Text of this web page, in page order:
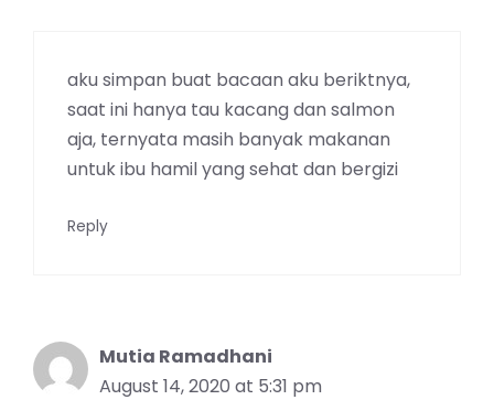
aku simpan buat bacaan aku beriktnya,
saat ini hanya tau kacang dan salmon
aja, ternyata masih banyak makanan
untuk ibu hamil yang sehat dan bergizi
Reply
Mutia Ramadhani
August 14, 2020 at 5:31 pm